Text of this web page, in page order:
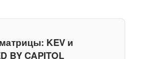
KEV и
BY CAPITOL